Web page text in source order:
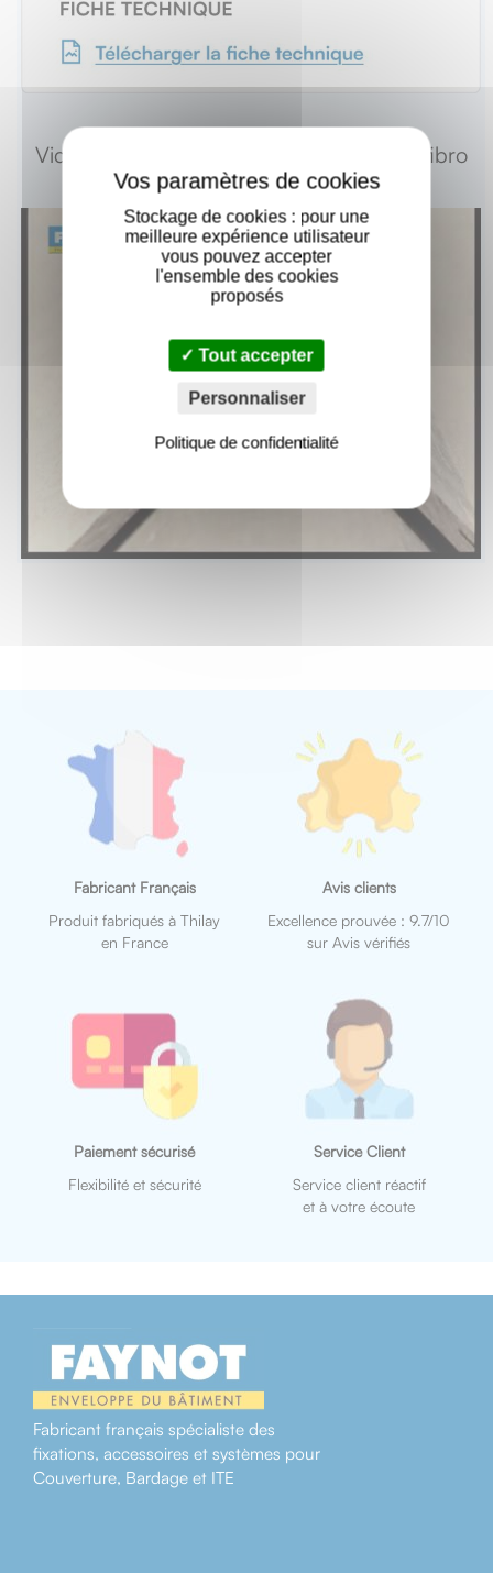
Vidéo de mise en oeuvre : vis à ailettes fibro
ciment sur bois
Fabricant Français
Produit fabriqués à Thilay
en France
Avis clients
Excellence prouvée : 9.7/10
sur Avis vérifiés
Paiement sécurisé
Flexibilité et sécurité
Service Client
Service client réactif
et à votre écoute
Fabricant français spécialiste des
fixations, accessoires et systèmes pour
Couverture, Bardage et ITE
Stockage de cookies : pour une
meilleure expérience utilisateur
vous pouvez accepter
l'ensemble des cookies
proposés
Tout accepter
Personnaliser
Politique de confidentialité